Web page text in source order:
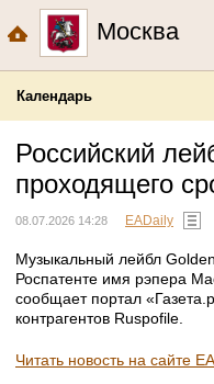
Москва
Календарь
Российский
проходящего
08.07.2026 14:28 EADaily
Музыкальный лейбл
Роспатенте имя рэпера
сообщает портал
контрагентов Ruspofile.
Читать новость на сайте